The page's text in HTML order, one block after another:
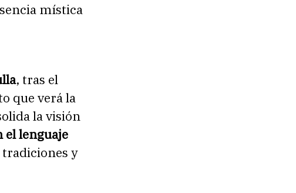
mística
, tras el
que verá la
la visión
el lenguaje
y